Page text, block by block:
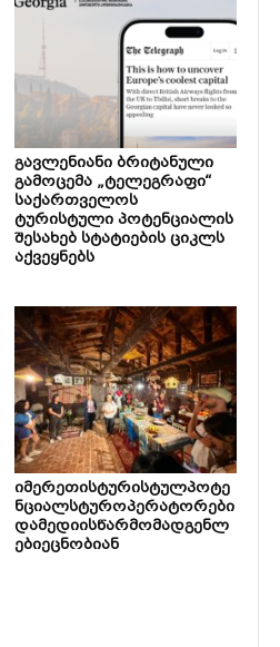
გავლენიანი ბრიტანული
გამოცემა „ტელეგრაფი“
საქართველოს
ტურისტული პოტენციალის
შესახებ სტატიების ციკლს
აქვეყნებს
იმერეთისტურისტულპოტე
ნციალსტუროპერატორები
დამედიისწარმომადგენლ
ებიეცნობიან